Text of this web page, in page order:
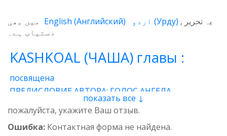
یہ تحریر (Урду)
English (Английский)
میں بھی
دستیاب ہے۔
KASHKOAL (ЧАША) главы :
посвящена
ПРЕДИСЛОВИЕ АВТОРА: ГОЛОС АНГЕЛА
1 - Энергия
2 - Атом 3 - Восток и Запад
4 - Пространственные нити
5 - Звучащая глина
6 - Итог 7 - Качества 8 - وجدان
показать все ↓
пожалуйста, укажите Ваш отзыв.
Ошибка: Контактная форма не найдена.